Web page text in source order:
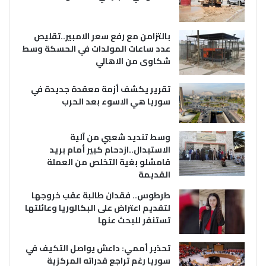
بالتزامن مع رفع سعر الامبير..تقليص
عدد ساعات المولدات في الحسكة وسط
شكاوى من الاهالي
تقرير يكشف أزمة معقدة جديدة في
سوريا هي الاسوء بعد الحرب
وسط تنديد شعبي من آلية
الاستبدال..ازدحام كبير أمام بريد
قامشلو بغية التخلص من العملة
القديمة
طرطوس.. فقدان طالبة عقب خروجها
لتقديم اعتراض على البكالوريا وعائلتها
تستنفر للبحث عنها
تحذير أممي: داعش يواصل التكيف في
سوريا رغم تراجع قدراته المركزية